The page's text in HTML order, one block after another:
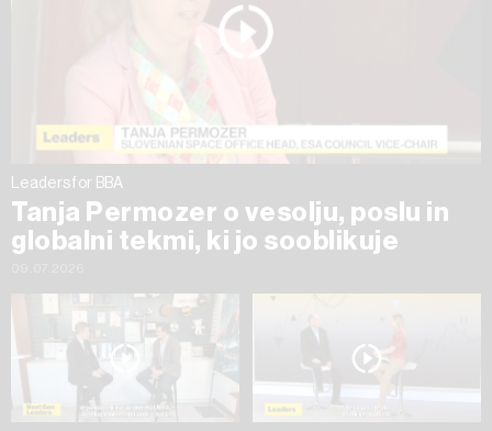
Leaders for BBA
Tanja Permozer o vesolju, poslu in
globalni tekmi, ki jo sooblikuje